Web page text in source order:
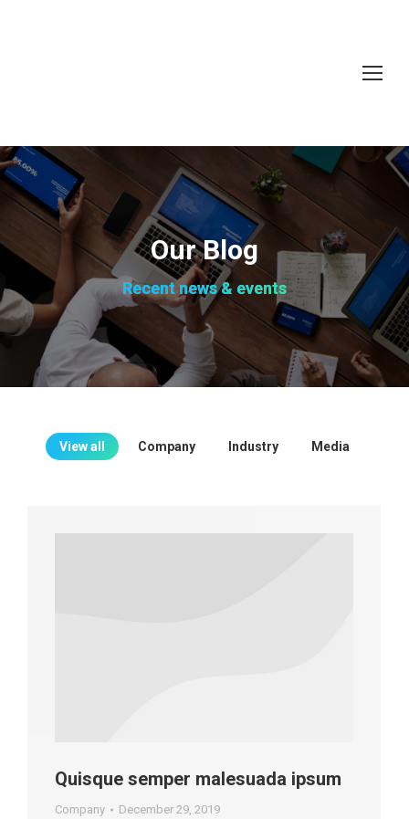
Our Blog
Recent news & events
View all Company Industry Media
Quisque semper malesuada ipsum
Company December 29, 2019